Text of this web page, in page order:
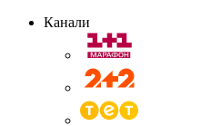
Канали